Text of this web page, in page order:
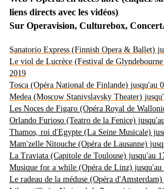
liens directs avec les vidéos)
Sur Operavision, Culturebox,
Sanatorio Express (Finnish Opera & Ballet)
Le viol de Lucrèce (Festival de
2019
Tosca (Opéra National de Finlande) jusqu'au
Medea (Moscow Stanivslavsky Theater)
Les Noces de Figaro (Opéra Royal de
Orlando Furioso (Teatro de la Fenice)
Thamos, roi d'Egypte (La Seine Musicale)
Mam'zelle Nitouche (Opéra de Lausanne)
La Traviata (Capitole de Toulouse) jusqu'au
Musique for a while (Opéra de Linz)
Le radeau de la méduse (Opéra